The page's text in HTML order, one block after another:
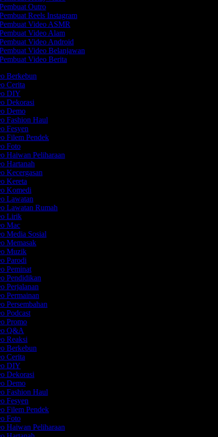
Outro
Reels Instagram
Video ASMR
Video Alam
Video Android
Video Belanjawan
Video Berita
Berkebun
Cerita
DIY
Dekorasi
Demo
Fashion Haul
Fesyen
Filem Pendek
Foto
Haiwan Peliharaan
Hartanah
Kecergasan
Kereta
Komedi
Lawatan
Lawatan Rumah
Lirik
Mac
Media Sosial
Memasak
Muzik
Parodi
Peminat
Pendidikan
Perjalanan
Permainan
Persembahan
Podcast
Promo
Q&A
Reaksi
Berkebun
Cerita
DIY
Dekorasi
Demo
Fashion Haul
Fesyen
Filem Pendek
Foto
Haiwan Peliharaan